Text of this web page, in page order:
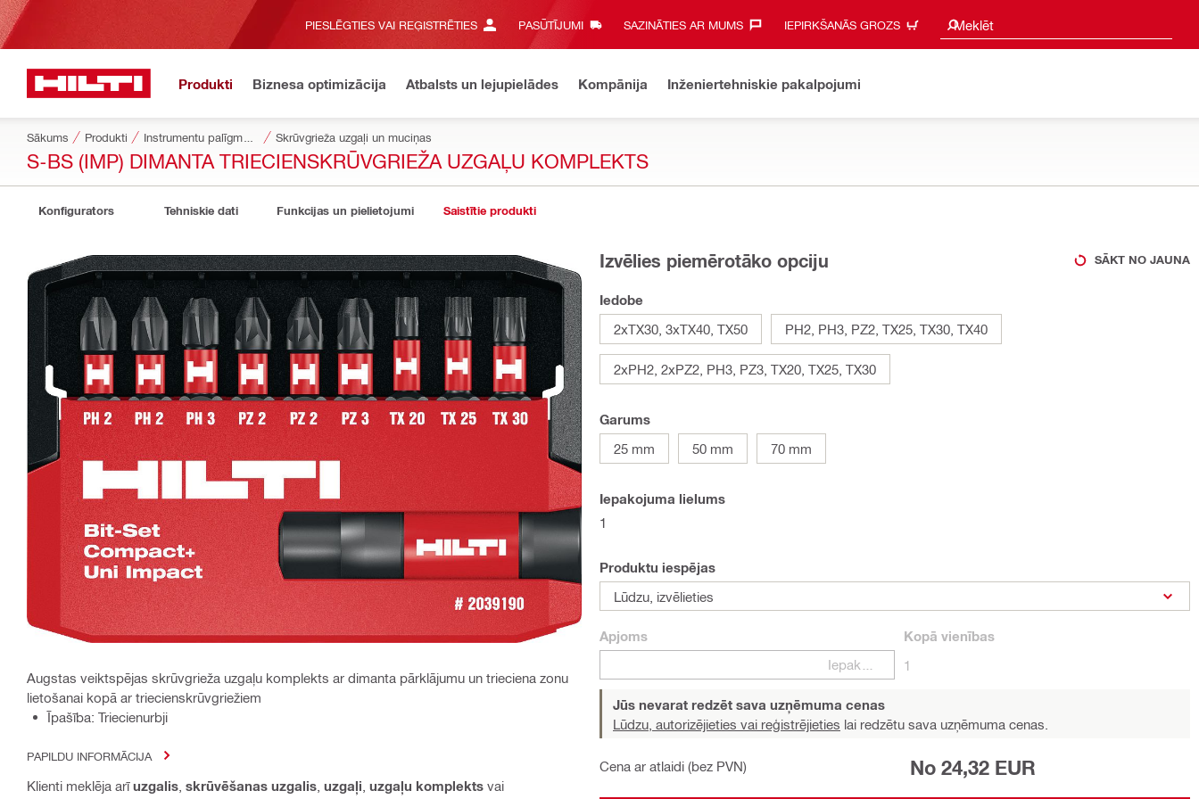
PIESLĒGTIES VAI REĢISTRĒTIES PASŪTĪJUMI SAZINĀTIES AR MUMS‎ IEPIRKŠANĀS GROZS Meklēt
Meklēšanas ieteikumi
Produkti Biznesa optimizācija Atbalsts un lejupielādes Kompānija Inženiertehniskie pakalpojumi
Sākums Produkti Skrūvgrieža uzgaļi un muciņas
S-BS (IMP) DIMANTA TRIECIENSKRŪVGRIEŽA UZGAĻU KOMPLEKTS
Konfigurators Tehniskie dati Funkcijas un pielietojumi Saistītie produkti
Augstas veiktspējas skrūvgrieža uzgaļu komplekts ar dimanta pārklājumu un trieciena zonu
lietošanai kopā ar triecienskrūvgriežiem
Īpašība: Triecienurbji
PAPILDU INFORMĀCIJA
Klienti meklēja arīuzgalis skrūvēšanas uzgalis uzgaļi uzgaļu komplekts vai
Izvēlies piemērotāko opciju SĀKT NO JAUNA
Iedobe
2xTX30, 3xTX40, TX50
PH2, PH3, PZ2, TX25, TX30, TX40
2xPH2, 2xPZ2, PH3, PZ3, TX20, TX25, TX30
Garums
25 mm
50 mm 70 mm
Iepakojuma lielums
1
Produktu iespējas
Lūdzu, izvēlieties
Apjoms
Kopā vienības
1
Jūs nevarat redzēt sava uzņēmuma cenas
Lūdzu, autorizējieties vai reģistrējieties lai redzētu sava uzņēmuma cenas.
Cena ar atlaidi (bez PVN) No 24,32 EUR